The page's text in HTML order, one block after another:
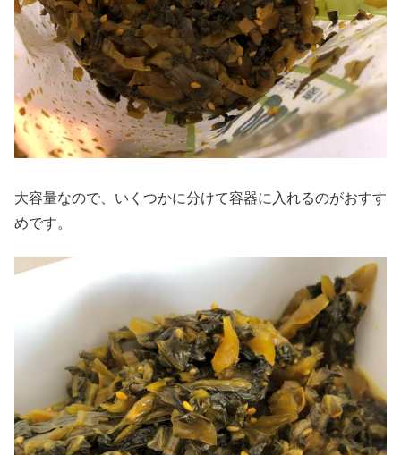
大容量なので、いくつかに分けて容器に入れるのがおすす
めです。